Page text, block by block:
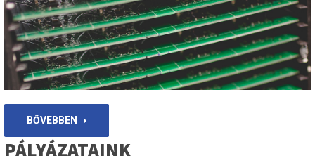
BŐVEBBEN
PÁLYÁZATAINK